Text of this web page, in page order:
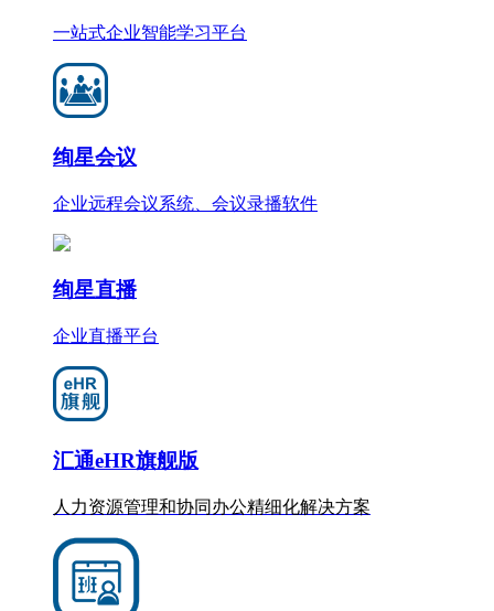
一站式企业智能学习平台
绚星会议
企业远程会议系统、会议录播软件
绚星直播
企业直播平台
汇通eHR旗舰版
人力资源管理和协同办公精细化解决方案